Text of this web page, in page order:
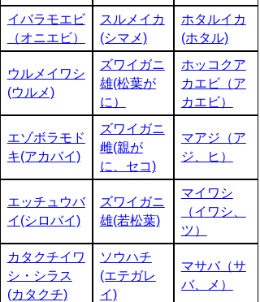
イバラモエビ
（オニエビ）
スルメイカ
(シマメ)
ホタルイカ
(ホタル)
ウルメイワシ
(ウルメ)
ズワイガニ
雄(松葉が
に）
ホッコクア
カエビ（ア
カエビ）
エゾボラモド
キ(アカバイ)
ズワイガニ
雌(親が
に、セコ)
マアジ（ア
ジ、ヒ）
エッチュウバ
イ(シロバイ)
ズワイガニ
雄(若松葉)
マイワシ
（イワシ、
ツ）
カタクチイワ
シ・シラス
(カタクチ)
ソウハチ
(エテガレ
イ)
マサバ（サ
バ、メ）